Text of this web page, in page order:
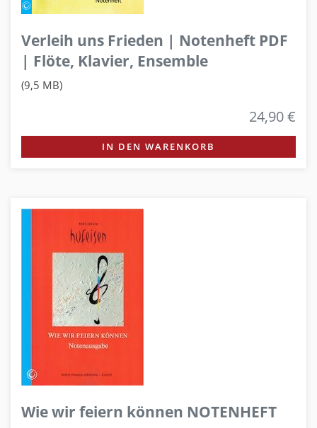
Verleih uns Frieden | Notenheft PDF
| Flöte, Klavier, Ensemble
(9,5 MB)
24,90 €
IN DEN WARENKORB
Wie wir feiern können NOTENHEFT